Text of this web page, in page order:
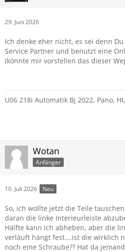
29. Juni 2026
Ich denke eher nicht, es sei denn
Service Partner und benutzt eine
(könnte mir vorstellen das dieser
U06 218i Automatik Bj 2022, Pano,
Wotan
Anfänger
10. Juli 2026 Neu
So, ich wollte jetzt die Teile
daran die linke Interieurleiste
Hälfte kann ich abheben, aber die
verläuft hängt fest….ist die wirklich
noch eine Schraube?? Hat da